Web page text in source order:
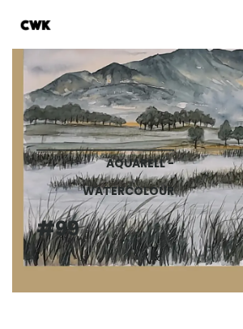
AQUARELL -
WATERCOLOUR
#99